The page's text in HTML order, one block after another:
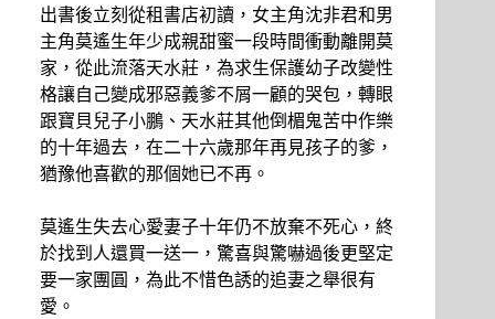
出書後立刻從租書店初讀，女主角沈非君和男
主角莫遙生年少成親甜蜜一段時間衝動離開莫
家，從此流落天水莊，為求生保護幼子改變性
格讓自己變成邪惡義爹不屑一顧的哭包，轉眼
跟寶貝兒子小鵬、天水莊其他倒楣鬼苦中作樂
的十年過去，在二十六歲那年再見孩子的爹，
猶豫他喜歡的那個她已不再。
莫遙生失去心愛妻子十年仍不放棄不死心，終
於找到人還買一送一，驚喜與驚嚇過後更堅定
要一家團圓，為此不惜色誘的追妻之舉很有
愛。